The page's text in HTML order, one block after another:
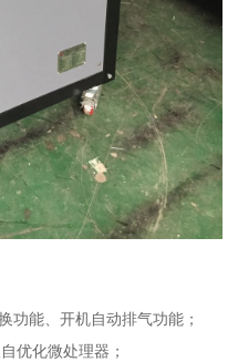
功能、开机自动排气功能；
优化微处理器；